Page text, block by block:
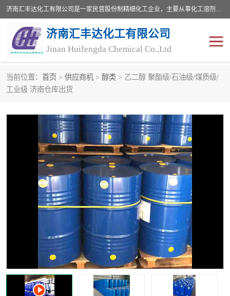
济南汇丰达化工有限公司是一家民营股份制精细化工企业，主要从事化工溶剂、药用辅料、合成中间体等深加工产品的研制开发、生产、销售和进出口贸易。主营产品：环氧丙烷，十二烷基苯，甲基磺酸，磺酸，DMF，DMAC，甘油，苯甲醇，乙酰氯，甲基丙烯酸，甲基丙烯酸甲酯，叔丁醇，异辛酸，二乙烯三胺，一乙，二乙‎，三乙醇胺，原乙酸三甲酯等化工产品及中间体。欢迎各界朋友洽谈咨询业务。
济南汇丰达化工有限公司
Jinan Huifengda Chemical Co.,Ltd
当前位置： 首页 > 供应商机 > 醇类 > 乙二醇 聚酯级/石油级/煤质级/
工业级 济南仓库出货
胺类
醇类 醚类
酚类
羧酸衍生物 无机化工原料
无机盐 有机溶剂
添加剂助剂 十二烷基苯
十二烷基苯磺酸 甲醇钠
乙醇钠 三乙胺
丙二醇甲醚醋酸酯 丙酸乙酯